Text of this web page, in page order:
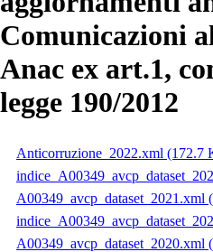
Comunicazioni
Anac ex art.1,
legge 190/2012
Anticorruzione_2022.xml (172.7
A00349_avcp_dataset_2021.xml
A00349_avcp_dataset_2020.xml